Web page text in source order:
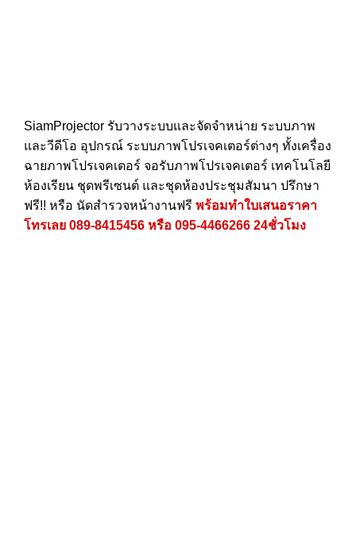
SiamProjector รับวางระบบและจัดจำหน่าย ระบบภาพ
และวีดีโอ อุปกรณ์ ระบบภาพโปรเจคเตอร์ต่างๆ ทั้งเครื่อง
ฉายภาพโปรเจคเตอร์ จอรับภาพโปรเจคเตอร์ เทคโนโลยี
ห้องเรียน ชุดพรีเซนต์ และชุดห้องประชุมสัมนา ปรึกษา
ฟรี!! หรือ นัดสำรวจหน้างานฟรี พร้อมทำใบเสนอราคา
โทรเลย 089-8415456 หรือ 095-4466266 24ชั่วโมง